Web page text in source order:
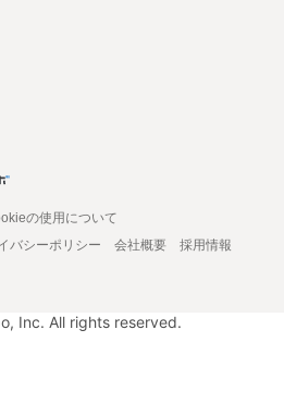
の使用について
バシーポリシー 会社概要
採用情報
Inc. All rights reserved.